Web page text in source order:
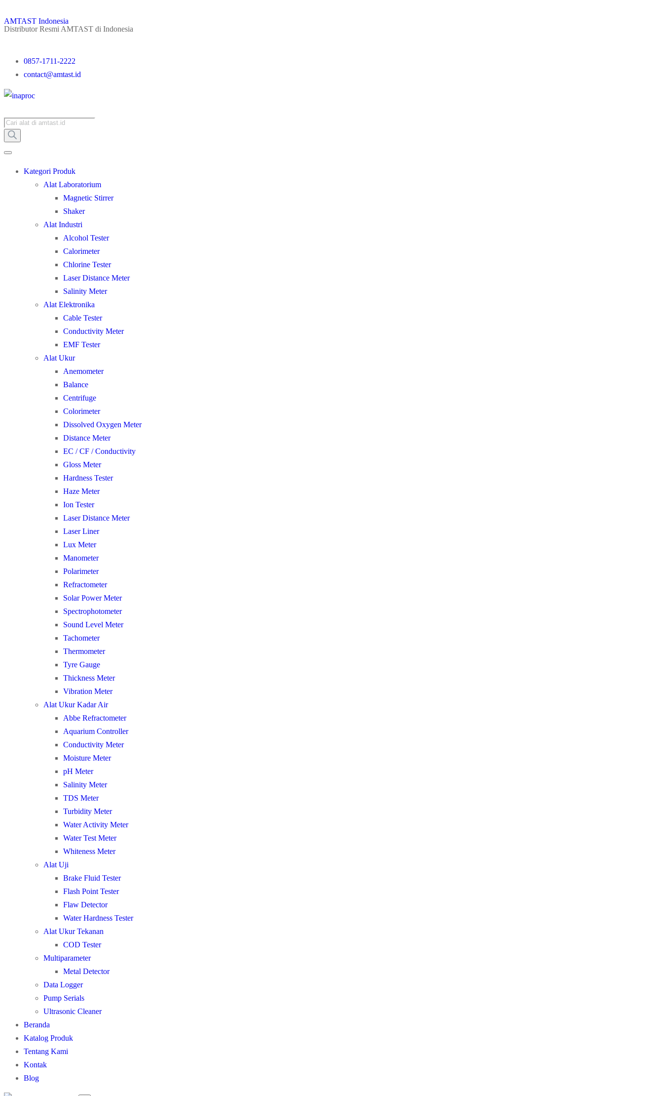
AMTAST Indonesia
Distributor Resmi AMTAST di Indonesia
0857-1711-2222
contact@amtast.id
Kategori Produk
Alat Laboratorium
Magnetic Stirrer
Shaker
Alat Industri
Alcohol Tester
Calorimeter
Chlorine Tester
Laser Distance Meter
Salinity Meter
Alat Elektronika
Cable Tester
Conductivity Meter
EMF Tester
Alat Ukur
Anemometer
Balance
Centrifuge
Colorimeter
Dissolved Oxygen Meter
Distance Meter
EC / CF / Conductivity
Gloss Meter
Hardness Tester
Haze Meter
Ion Tester
Laser Distance Meter
Laser Liner
Lux Meter
Manometer
Polarimeter
Refractometer
Solar Power Meter
Spectrophotometer
Sound Level Meter
Tachometer
Thermometer
Tyre Gauge
Thickness Meter
Vibration Meter
Alat Ukur Kadar Air
Abbe Refractometer
Aquarium Controller
Conductivity Meter
Moisture Meter
pH Meter
Salinity Meter
TDS Meter
Turbidity Meter
Water Activity Meter
Water Test Meter
Whiteness Meter
Alat Uji
Brake Fluid Tester
Flash Point Tester
Flaw Detector
Water Hardness Tester
Alat Ukur Tekanan
COD Tester
Multiparameter
Metal Detector
Data Logger
Pump Serials
Ultrasonic Cleaner
Beranda
Katalog Produk
Tentang Kami
Kontak
Blog